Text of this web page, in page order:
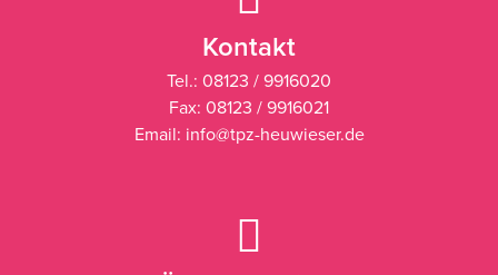
Kontakt
Tel.: 08123 / 9916020
Fax: 08123 / 9916021
Email: info@tpz-heuwieser.de